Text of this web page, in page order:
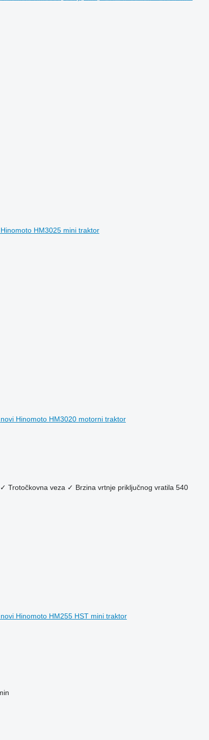
Hinomoto HM3025 mini traktor
novi Hinomoto HM3020 motorni traktor
✓ Trotočkovna veza ✓ Brzina vrtnje priključnog vratila 540
novi Hinomoto HM255 HST mini traktor